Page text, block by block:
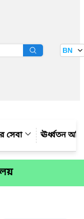
BN
সেবা ঊর্ধ্বতন